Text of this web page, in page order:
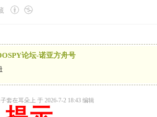
论坛-诺亚方舟号
套在耳朵上 于 2026-7-2 18:43 编辑